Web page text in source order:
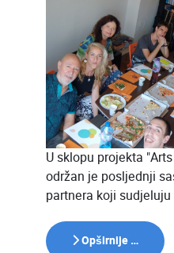
U sklopu projekta
održan je posljednji
partnera koji
Opširnije …